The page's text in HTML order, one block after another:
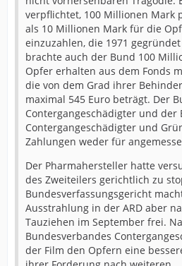
beiden Beiträgen. Sie wurden
"überfällig" genannt. Immer
wer für die Katastrophe die
WDR-Film war erst nach
Rechtsstreit ausgestrahlt
Das Schlafmittel Contergan mit
Thalidomid war am 1. Oktober
den Markt gebracht worden und
Müttern eine ruhige Nacht. Das
erhältliche Mittel löste einen der
Medizinskandale aus.
verpflichtet, 100 Millionen Mark
als 10 Millionen Mark für die
einzuzahlen, die 1971
brachte auch der Bund 100
Opfer erhalten aus dem Fonds
die von dem Grad ihrer
maximal 545 Euro beträgt. Der
Contergangeschädigter und der
Contergangeschädigter und
Zahlungen weder für
Der Pharmahersteller hatte
des Zweiteilers gerichtlich zu
Bundesverfassungsgericht
Ausstrahlung in der ARD aber
Tauziehen im September frei.
Bundesverbandes
der Film den Opfern eine